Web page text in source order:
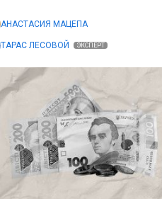
АНАСТАСИЯ МАЦЕПА
ТАРАС ЛЕСОВОЙ ЭКСПЕРТ